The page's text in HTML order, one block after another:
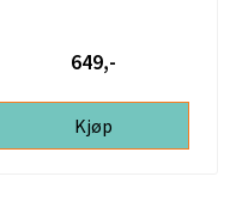
649,-
Kjøp